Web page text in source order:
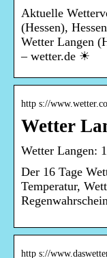
Aktuelle
(Hessen),
Wetter Langen
– wetter.de ☀
http s://
Wetter
Wetter Langen:
Der 16 Tage
Temperatur,
http s://